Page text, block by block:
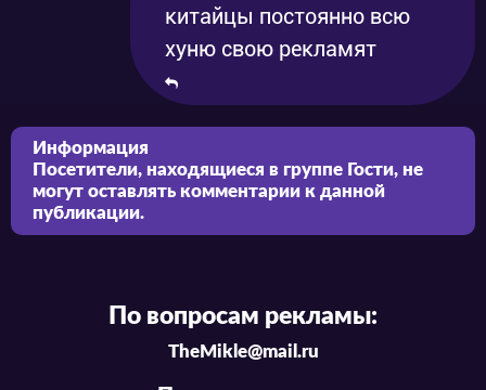
китайцы постоянно всю
хуню свою рекламят
Информация
Посетители, находящиеся в группе Гости, не
могут оставлять комментарии к данной
публикации.
По вопросам рекламы:
TheMikle@mail.ru